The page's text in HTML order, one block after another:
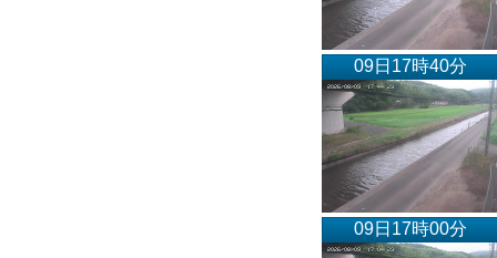
09日17時40分
09日17時00分